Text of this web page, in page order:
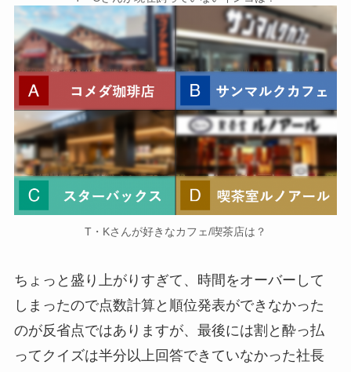
T・Kさんが好きなカフェ/喫茶店は？
ちょっと盛り上がりすぎて、時間をオーバーして
しまったので点数計算と順位発表ができなかった
のが反省点ではありますが、最後には割と酔っ払
ってクイズは半分以上回答できていなかった社長